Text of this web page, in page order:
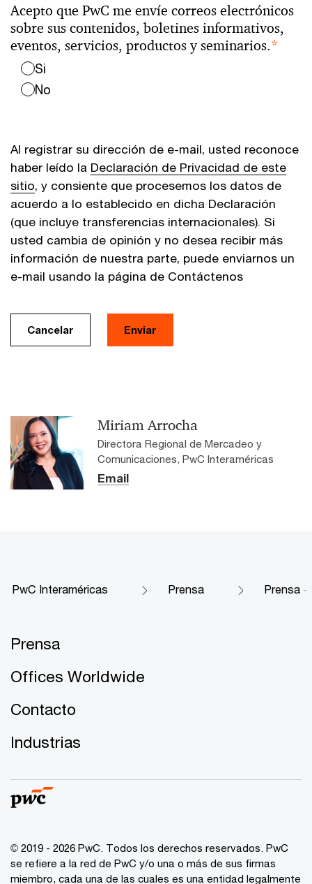
Acepto que PwC me envíe correos electrónicos
sobre sus contenidos, boletines informativos,
eventos, servicios, productos y seminarios.*
Si
No
Al registrar su dirección de e-mail, usted reconoce
haber leído la Declaración de Privacidad de este
sitio, y consiente que procesemos los datos de
acuerdo a lo establecido en dicha Declaración
(que incluye transferencias internacionales). Si
usted cambia de opinión y no desea recibir más
información de nuestra parte, puede enviarnos un
e-mail usando la página de Contáctenos
Cancelar Enviar
Miriam Arrocha
Directora Regional de Mercadeo y
Comunicaciones, PwC Interaméricas
Email
PwC Interaméricas Prensa Prensa -
Prensa
Offices Worldwide
Contacto
Industrias
© 2019 - 2026 PwC. Todos los derechos reservados. PwC
se refiere a la red de PwC y/o una o más de sus firmas
miembro, cada una de las cuales es una entidad legalmente